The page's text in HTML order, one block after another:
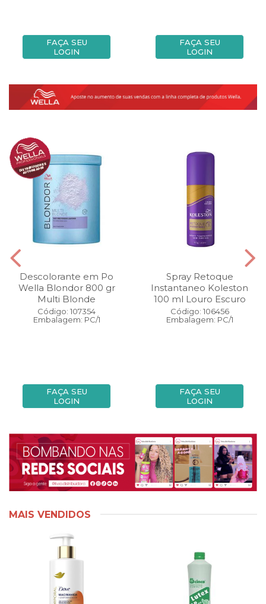
FAÇA SEU
LOGIN
FAÇA SEU
LOGIN
Descolorante em Po
Wella Blondor 800 gr
Multi Blonde
Código: 107354
Embalagem: PC/1
FAÇA SEU
LOGIN
Spray Retoque
Instantaneo Koleston
100 ml Louro Escuro
Código: 106456
Embalagem: PC/1
FAÇA SEU
LOGIN
MAIS VENDIDOS